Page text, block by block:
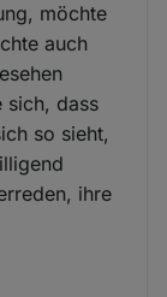
möchte
auch
sich, dass
so sieht,
ihre